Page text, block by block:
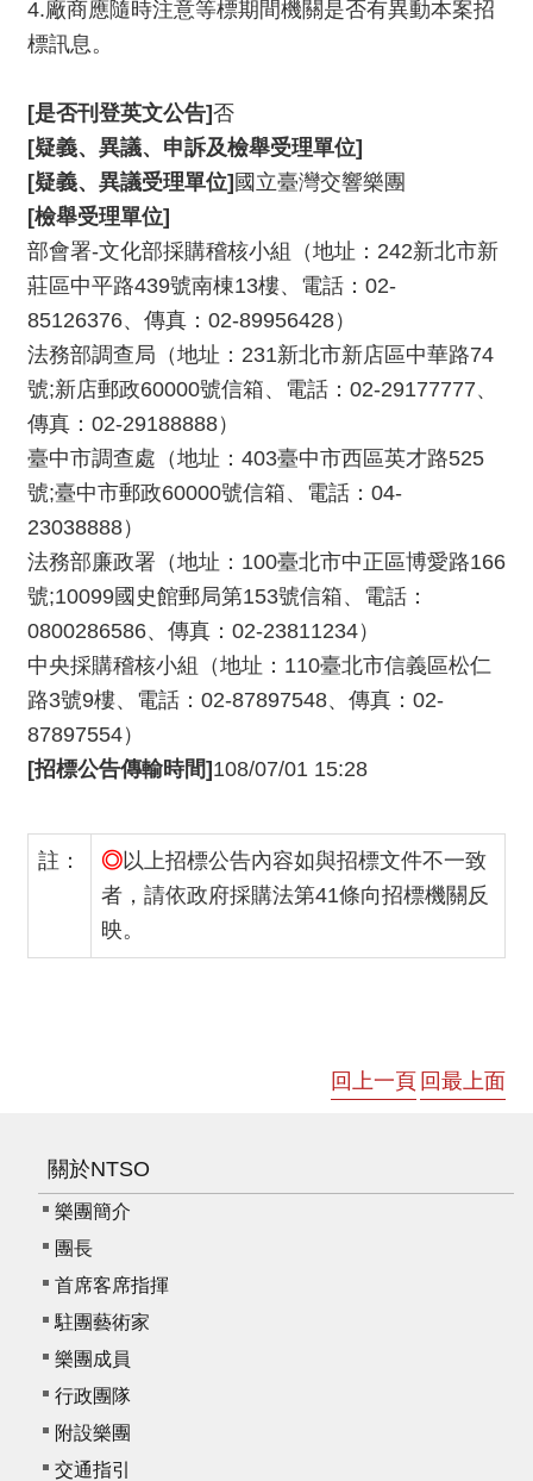
4.廠商應隨時注意等標期間機關是否有異動本案招
標訊息。
[是否刊登英文公告]否
[疑義、異議、申訴及檢舉受理單位]
[疑義、異議受理單位]國立臺灣交響樂團
[檢舉受理單位]
部會署-文化部採購稽核小組（地址：242新北市新
莊區中平路439號南棟13樓、電話：02-
85126376、傳真：02-89956428）
法務部調查局（地址：231新北市新店區中華路74
號;新店郵政60000號信箱、電話：02-29177777、
傳真：02-29188888）
臺中市調查處（地址：403臺中市西區英才路525
號;臺中市郵政60000號信箱、電話：04-
23038888）
法務部廉政署（地址：100臺北市中正區博愛路166
號;10099國史館郵局第153號信箱、電話：
0800286586、傳真：02-23811234）
中央採購稽核小組（地址：110臺北市信義區松仁
路3號9樓、電話：02-87897548、傳真：02-
87897554）
[招標公告傳輸時間]108/07/01 15:28
註： ◎以上招標公告內容如與招標文件不一致
者，請依政府採購法第41條向招標機關反
映。
回上一頁 回最上面
關於NTSO
樂團簡介
團長
首席客席指揮
駐團藝術家
樂團成員
行政團隊
附設樂團
交通指引